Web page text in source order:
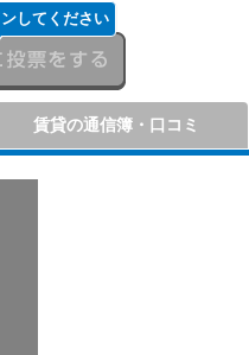
をする
してください
賃貸の通信簿・口コミ